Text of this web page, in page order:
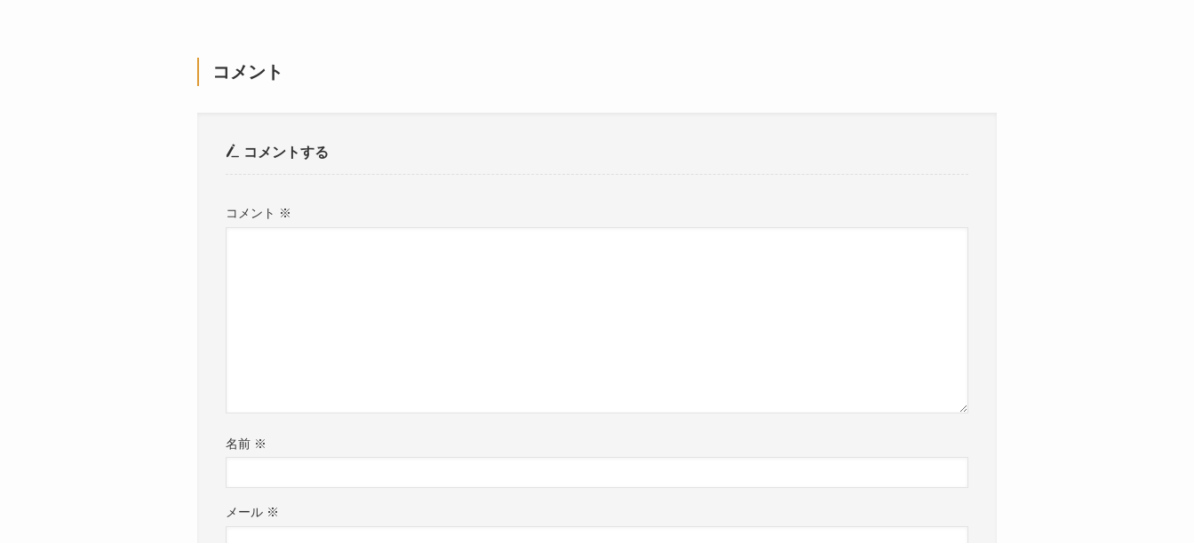
コメント
コメントする
コメント ※
名前 ※
メール ※